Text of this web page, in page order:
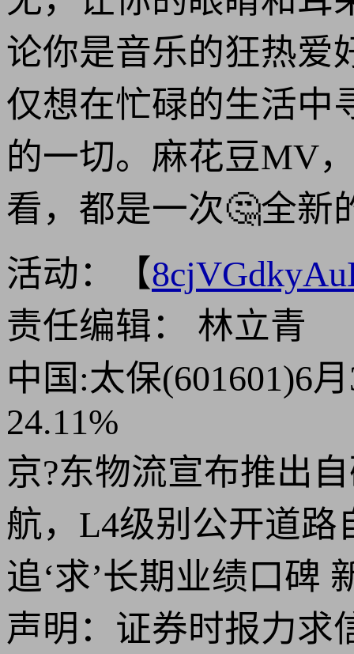
论你是音乐的狂热爱
仅想在忙碌的生活中
的一切。麻花豆MV
看，都是一次🤔全新
活动：【
责任编辑： 林立青
中国:太保(601601)6
24.11%
京?东物流宣布推出
航，L4级别公开道路
追‘求’长期业绩口碑
声明：证券时报力求